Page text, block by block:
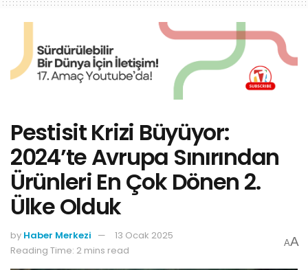
Pestisit Krizi Büyüyor:
2024’te Avrupa Sınırından
Ürünleri En Çok Dönen 2.
Ülke Olduk
by Haber Merkezi
13 Ocak 2025
Reading Time: 2 mins read
AA